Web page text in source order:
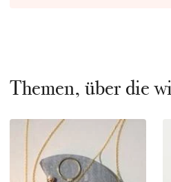
Themen, über die